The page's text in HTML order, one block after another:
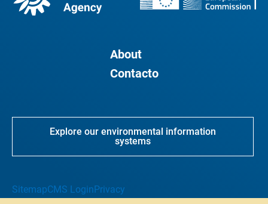
About
Contacto
Explore our environmental information
systems
SitemapCMS Login Privacy